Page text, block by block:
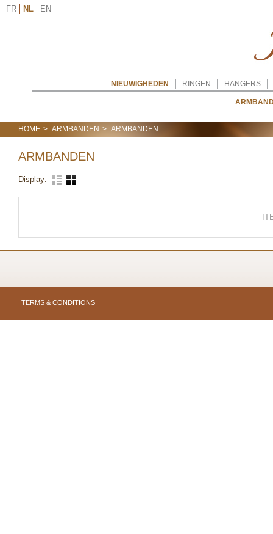
FR NL EN
NIEUWIGHEDEN RINGEN HANGERS
HOME ARMBANDEN ARMBANDEN
ARMBANDEN
Display:
TERMS & CONDITIONS